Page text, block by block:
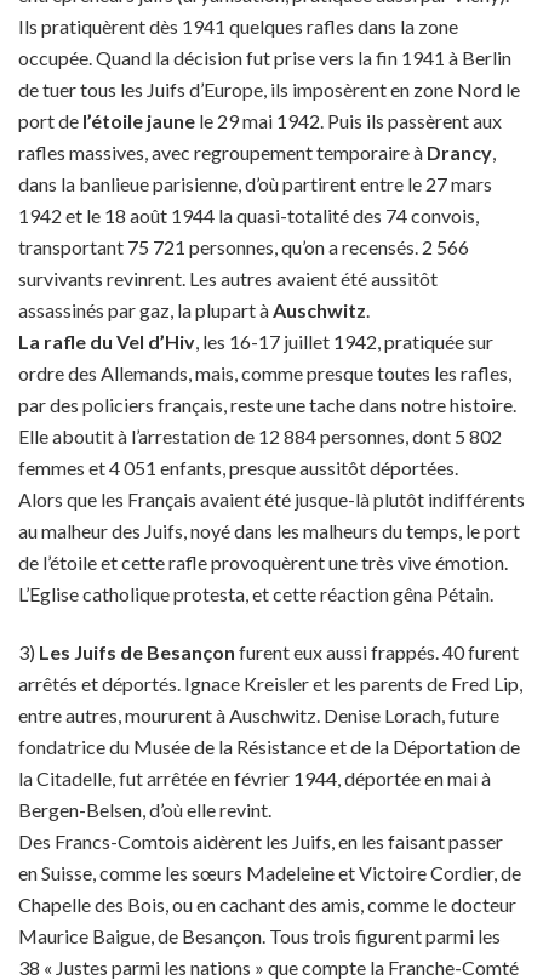
Ils pratiquèrent dès 1941 quelques rafles dans la zone
occupée. Quand la décision fut prise vers la fin 1941 à Berlin
de tuer tous les Juifs d’Europe, ils imposèrent en zone Nord le
port de l’étoile jaune le 29 mai 1942. Puis ils passèrent aux
rafles massives, avec regroupement temporaire à Drancy,
dans la banlieue parisienne, d’où partirent entre le 27 mars
1942 et le 18 août 1944 la quasi-totalité des 74 convois,
transportant 75 721 personnes, qu’on a recensés. 2 566
survivants revinrent. Les autres avaient été aussitôt
assassinés par gaz, la plupart àAuschwitz.
La rafle du Vel d’Hiv, les 16-17 juillet 1942, pratiquée sur
ordre des Allemands, mais, comme presque toutes les rafles,
par des policiers français, reste une tache dans notre histoire.
Elle aboutit à l’arrestation de 12 884 personnes, dont 5 802
femmes et 4 051 enfants, presque aussitôt déportées.
Alors que les Français avaient été jusque-là plutôt indifférents
au malheur des Juifs, noyé dans les malheurs du temps, le port
de l’étoile et cette rafle provoquèrent une très vive émotion.
L’Eglise catholique protesta, et cette réaction gêna Pétain.
3) Les Juifs de Besançon furent eux aussi frappés. 40 furent
arrêtés et déportés. Ignace Kreisler et les parents de Fred Lip,
entre autres, moururent à Auschwitz. Denise Lorach, future
fondatrice du Musée de la Résistance et de la Déportation de
la Citadelle, fut arrêtée en février 1944, déportée en mai à
Bergen-Belsen, d’où elle revint.
Des Francs-Comtois aidèrent les Juifs, en les faisant passer
en Suisse, comme les sœurs Madeleine et Victoire Cordier, de
Chapelle des Bois, ou en cachant des amis, comme le docteur
Maurice Baigue, de Besançon. Tous trois figurent parmi les
38 « Justes parmi les nations » que compte la Franche-Comté